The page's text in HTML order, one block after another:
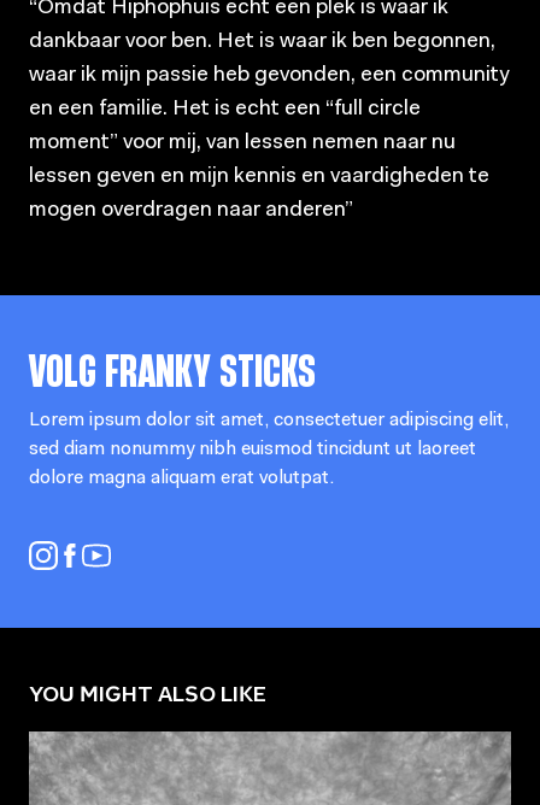
“Omdat Hiphophuis echt een plek is waar ik
dankbaar voor ben. Het is waar ik ben begonnen,
waar ik mijn passie heb gevonden, een community
en een familie. Het is echt een “full circle
moment” voor mij, van lessen nemen naar nu
lessen geven en mijn kennis en vaardigheden te
mogen overdragen naar anderen”
VOLGFRANKY STICKS
Lorem ipsum dolor sit amet, consectetuer adipiscing elit,
sed diam nonummy nibh euismod tincidunt ut laoreet
dolore magna aliquam erat volutpat.
YOU MIGHT ALSO LIKE